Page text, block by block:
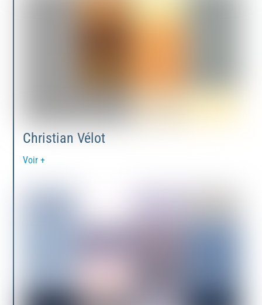
Christian Vélot
Voir +